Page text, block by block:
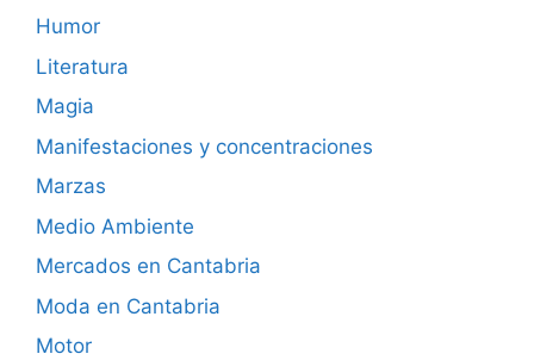
Humor
Literatura
Magia
Manifestaciones y concentraciones
Marzas
Medio Ambiente
Mercados en Cantabria
Moda en Cantabria
Motor